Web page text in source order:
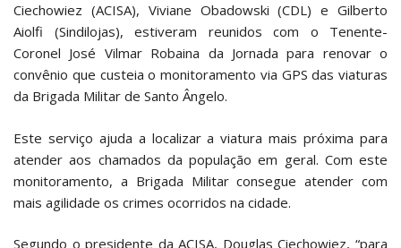
Ciechowiez (ACISA), Viviane Obadowski (CDL) e Gilberto
Aiolfi (Sindilojas), estiveram reunidos com o Tenente-
Coronel José Vilmar Robaina da Jornada para renovar o
convênio que custeia o monitoramento via GPS das viaturas
da Brigada Militar de Santo Ângelo.
Este serviço ajuda a localizar a viatura mais próxima para
atender aos chamados da população em geral. Com este
monitoramento, a Brigada Militar consegue atender com
mais agilidade os crimes ocorridos na cidade.
Segundo o presidente da ACISA, Douglas Ciechowiez, “para